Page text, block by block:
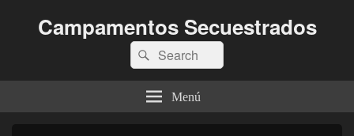
Campamentos Secuestrados
Buscar
por:
Buscar
Menú